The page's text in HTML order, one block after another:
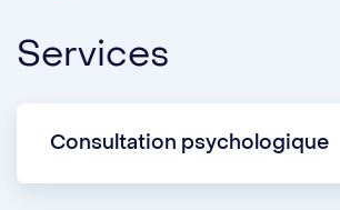
Services
Consultation psychologique